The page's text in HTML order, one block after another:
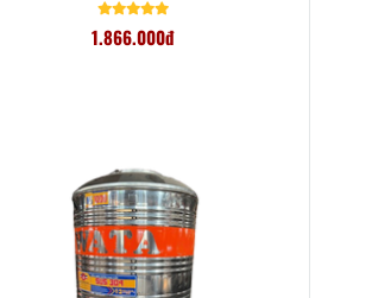
1.866.000đ